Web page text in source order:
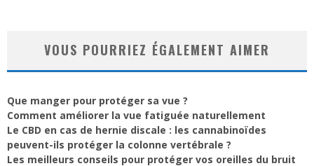
VOUS POURRIEZ ÉGALEMENT AIMER
Que manger pour protéger sa vue ?
Comment améliorer la vue fatiguée naturellement
Le CBD en cas de hernie discale : les cannabinoïdes
peuvent-ils protéger la colonne vertébrale ?
Les meilleurs conseils pour protéger vos oreilles du bruit